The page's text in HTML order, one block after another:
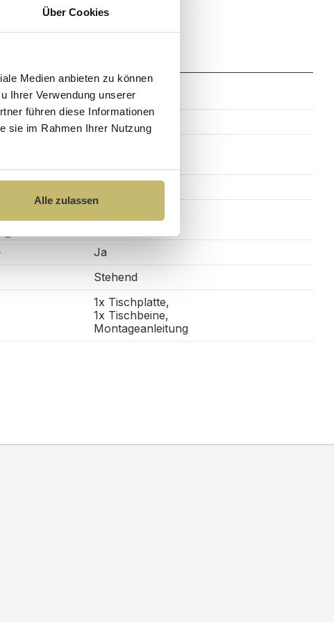
Über Cookies
Medien anbieten zu können
Ihrer Verwendung unserer
führen diese Informationen
sie im Rahmen Ihrer Nutzung
Alle zulassen
Schwarz
Ja
Stehend
1x Tischplatte,
1x Tischbeine,
Montageanleitung